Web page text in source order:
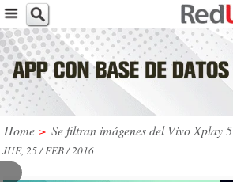
Home > Se filtran imágenes del Vivo Xplay 5
JUE, 25 / FEB / 2016